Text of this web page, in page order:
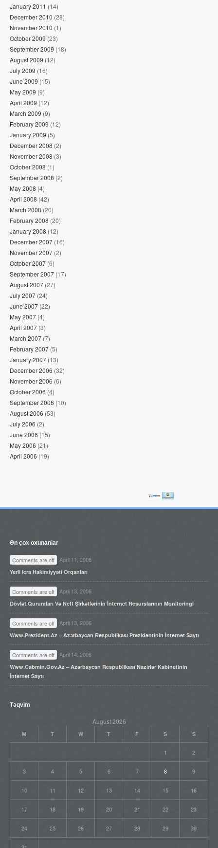
January 2011 (14)
December 2010 (28)
November 2010 (1)
October 2009 (23)
September 2009 (18)
August 2009 (12)
July 2009 (16)
June 2009 (15)
May 2009 (9)
April 2009 (12)
March 2009 (9)
February 2009 (12)
January 2009 (5)
December 2008 (2)
November 2008 (3)
October 2008 (1)
September 2008 (2)
May 2008 (4)
April 2008 (42)
March 2008 (20)
February 2008 (20)
January 2008 (12)
December 2007 (16)
November 2007 (2)
October 2007 (6)
September 2007 (17)
August 2007 (27)
July 2007 (24)
June 2007 (22)
May 2007 (4)
April 2007 (3)
March 2007 (7)
February 2007 (5)
January 2007 (13)
December 2006 (32)
November 2006 (6)
October 2006 (4)
September 2006 (10)
August 2006 (53)
July 2006 (2)
June 2006 (15)
May 2006 (21)
April 2006 (19)
Ən çox oxunanlar
Comments are off April 11, 2006
Yerli Icra Hakimiyyəti Orqanları
Comments are off April 13, 2006
Dövlət Qurumları Və Neft Şirkətlərinin İnternet Resurslarının Monitoringi
Comments are off April 13, 2006
Www.prezident.az – Azərbaycan Respublikası Prezidentinin İnternet Saytı
Comments are off April 14, 2006
Www.cabmin.gov.az – Azərbaycan Respublikası Nazirlər Kabinetinin
İnternet Saytı
Təqvim
August 2026
M T W T F S S
1 2
3 4 5 6 7 8 9
10 11 12 13 14 15 16
17 18 19 20 21 22 23
24 25 26 27 28 29 30